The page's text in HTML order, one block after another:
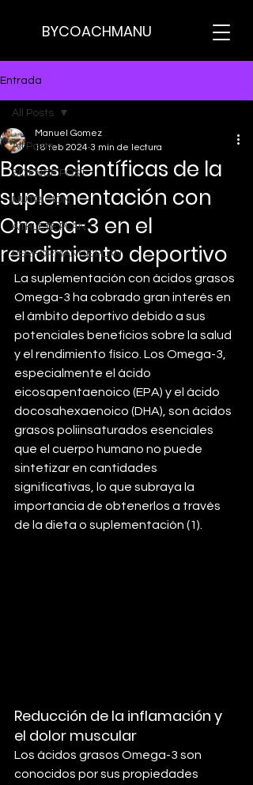
BYCOACHMANU
Entrada
All Posts
SCIENCE POST
NUTRICION
ATHLETE PLAN
PERFORMANCE PLAN
All Posts
Bases científicas de la
suplementación con
Omega-3 en el
rendimiento deportivo
Manuel Gomez
18 feb 2024 3 min de lectura
La suplementación con ácidos grasos
Omega-3 ha cobrado gran interés en
el ámbito deportivo debido a sus
potenciales beneficios sobre la salud
y el rendimiento físico. Los Omega-3,
especialmente el ácido
eicosapentaenoico (EPA) y el ácido
docosahexaenoico (DHA), son ácidos
grasos poliinsaturados esenciales
que el cuerpo humano no puede
sintetizar en cantidades
significativas, lo que subraya la
importancia de obtenerlos a través
de la dieta o suplementación (1).
Reducción de la inflamación y
el dolor muscular
Los ácidos grasos Omega-3 son
conocidos por sus propiedades